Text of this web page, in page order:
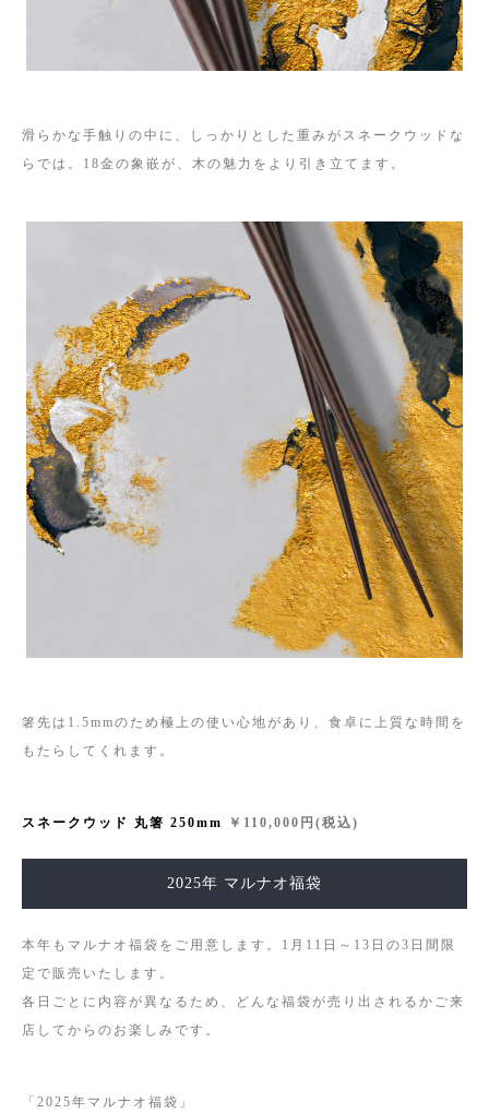
滑らかな手触りの中に、しっかりとした重みがスネークウッドな
らでは。18金の象嵌が、木の魅力をより引き立てます。
箸先は1.5mmのため極上の使い心地があり、食卓に上質な時間を
もたらしてくれます。
スネークウッド 丸箸 250mm ￥110,000円(税込)
2025年 マルナオ福袋
本年もマルナオ福袋をご用意します。1月11日～13日の3日間限
定で販売いたします。
各日ごとに内容が異なるため、どんな福袋が売り出されるかご来
店してからのお楽しみです。
「2025年マルナオ福袋」